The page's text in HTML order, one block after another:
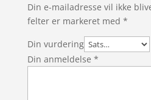
Din e-mailadresse vil ikke
felter er markeret med *
Din vurdering
Din anmeldelse *